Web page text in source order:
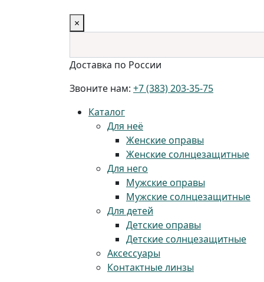
×
Доставка по России
Звоните нам: +7 (383) 203-35-75
Каталог
Для неё
Женские оправы
Женские солнцезащитные
Для него
Мужские оправы
Мужские солнцезащитные
Для детей
Детские оправы
Детские солнцезащитные
Аксессуары
Контактные линзы